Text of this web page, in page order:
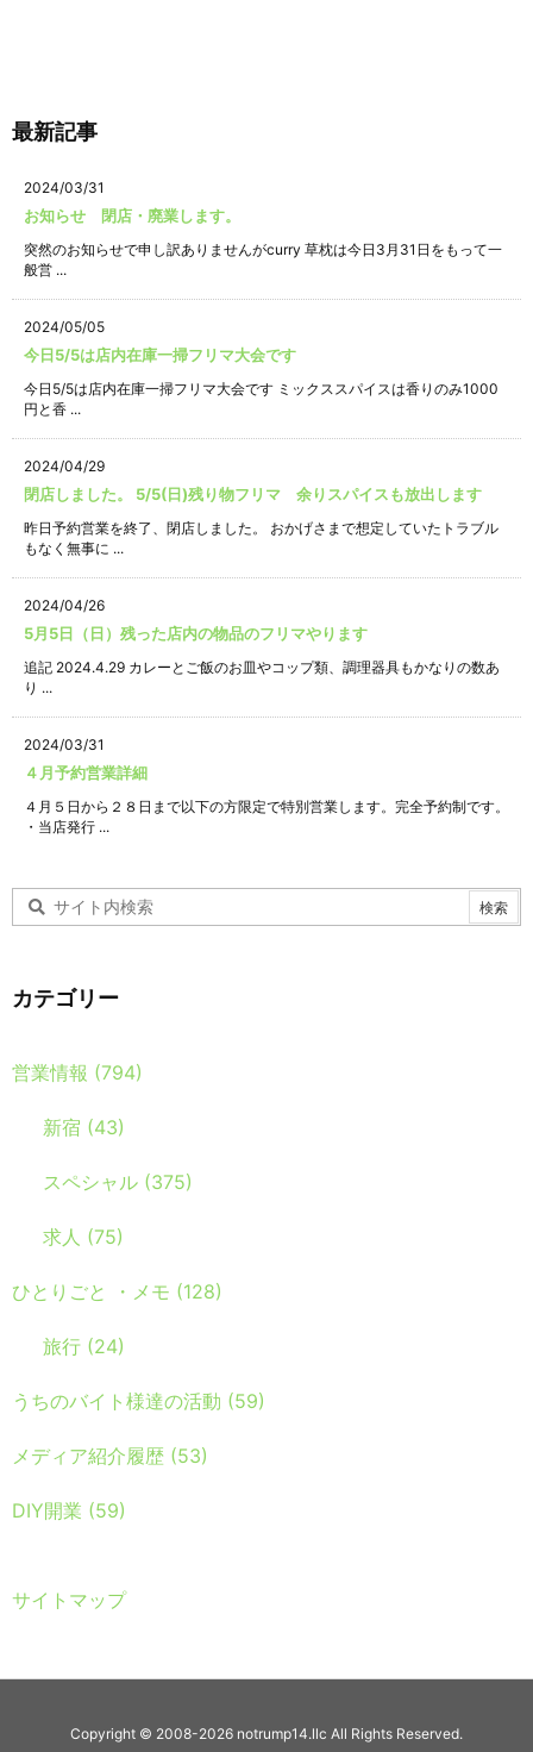
最新記事
2024/03/31
お知らせ 閉店・廃業します。
突然のお知らせで申し訳ありませんがcurry 草枕は今日3月31日をもって一
般営 ...
2024/05/05
今日5/5は店内在庫一掃フリマ大会です
今日5/5は店内在庫一掃フリマ大会です ミックススパイスは香りのみ1000
円と香 ...
2024/04/29
閉店しました。 5/5(日)残り物フリマ 余りスパイスも放出します
昨日予約営業を終了、閉店しました。 おかげさまで想定していたトラブル
もなく無事に ...
2024/04/26
5月5日（日）残った店内の物品のフリマやります
追記 2024.4.29 カレーとご飯のお皿やコップ類、調理器具もかなりの数あ
り ...
2024/03/31
４月予約営業詳細
４月５日から２８日まで以下の方限定で特別営業します。完全予約制です。
・当店発行 ...
カテゴリー
営業情報 (794)
新宿 (43)
スペシャル (375)
求人 (75)
ひとりごと ・メモ (128)
旅行 (24)
うちのバイト様達の活動 (59)
メディア紹介履歴 (53)
DIY開業 (59)
サイトマップ
Copyright © 2008-2026 notrump14.llc All Rights Reserved.